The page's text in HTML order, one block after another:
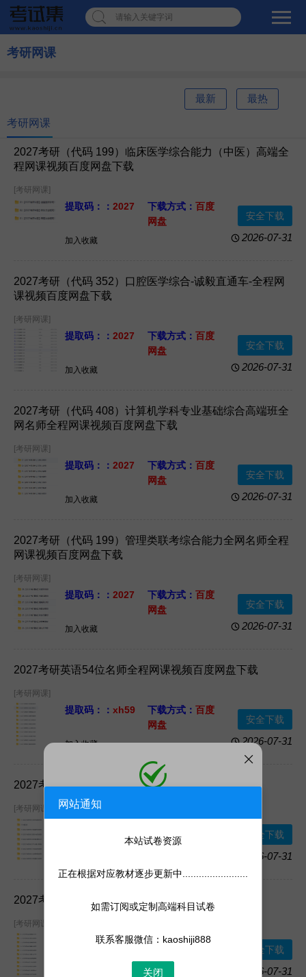
请输入关键字词
考研网课
最新 最热
考研网课
2027考研（代码 199）临床医学综合能力（中医）高端全
程网课视频百度网盘下载
[考研网课]
提取码：： 2027 下载方式：百度
网盘
资源格式：
加入收藏 2026-07-31
安全下载
2027考研（代码 352）口腔医学综合-诚毅直通车-全程网
课视频百度网盘下载
[考研网课]
提取码：： 2027 下载方式：百度
网盘
资源格式：
加入收藏 2026-07-31
安全下载
2027考研（代码 408）计算机学科专业基础综合高端班全
网名师全程网课视频百度网盘下载
[考研网课]
提取码：： 2027 下载方式：百度
网盘
资源格式：
加入收藏 2026-07-31
安全下载
2027考研（代码 199）管理类联考综合能力全网名师全程
网课视频百度网盘下载
[考研网课]
提取码：： 2027 下载方式：百度
网盘
资源格式：
加入收藏 2026-07-31
安全下载
2027考研英语54位名师全程网课视频百度网盘下载
[考研网课]
提取码：： xh59 下载方式：百度
网盘
资源格式：
加入收藏 2026-07-31
安全下载
2027考研数学46位名师全程网课视频百度网盘下载
[考研网课]
网盘
视频+PDF电子版
2026-07-31
安全下载
2027考研政治32位名师全程网课视频百度网盘下载
[考研网课]
提取码：：32z4 下载方式：百度
资源大小： 2026-07-31
安全下载
网站通知
本站试卷资源
正在根据对应教材逐步更新中........................
如需订阅或定制高端科目试卷
联系客服微信：kaoshiji888
关闭
添加客服为微信好友，人工处理更快